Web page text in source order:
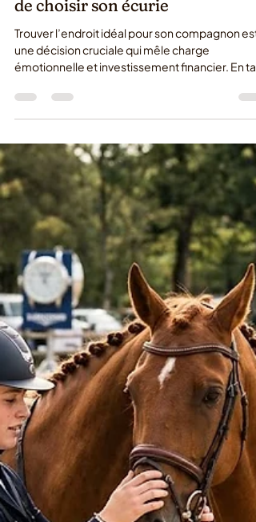
6 juil.
de choisir son écurie
Trouver l’endroit idéal pour son compagnon est
une décision cruciale qui mêle charge
émotionnelle et investissement financier. En
que propriétaire, votre priorité absolue est de
veiller au bien-être, à la sécurité et à
l’épanouissement de votre monture. Si vous
à la recherche d’une pension cheval en
l'offre peut s'avérer vaste et variée. Pour vous
aider à faire le tri sereinement et à trouver le
véritable havre de paix que mérite votre cheval,
nous avons re